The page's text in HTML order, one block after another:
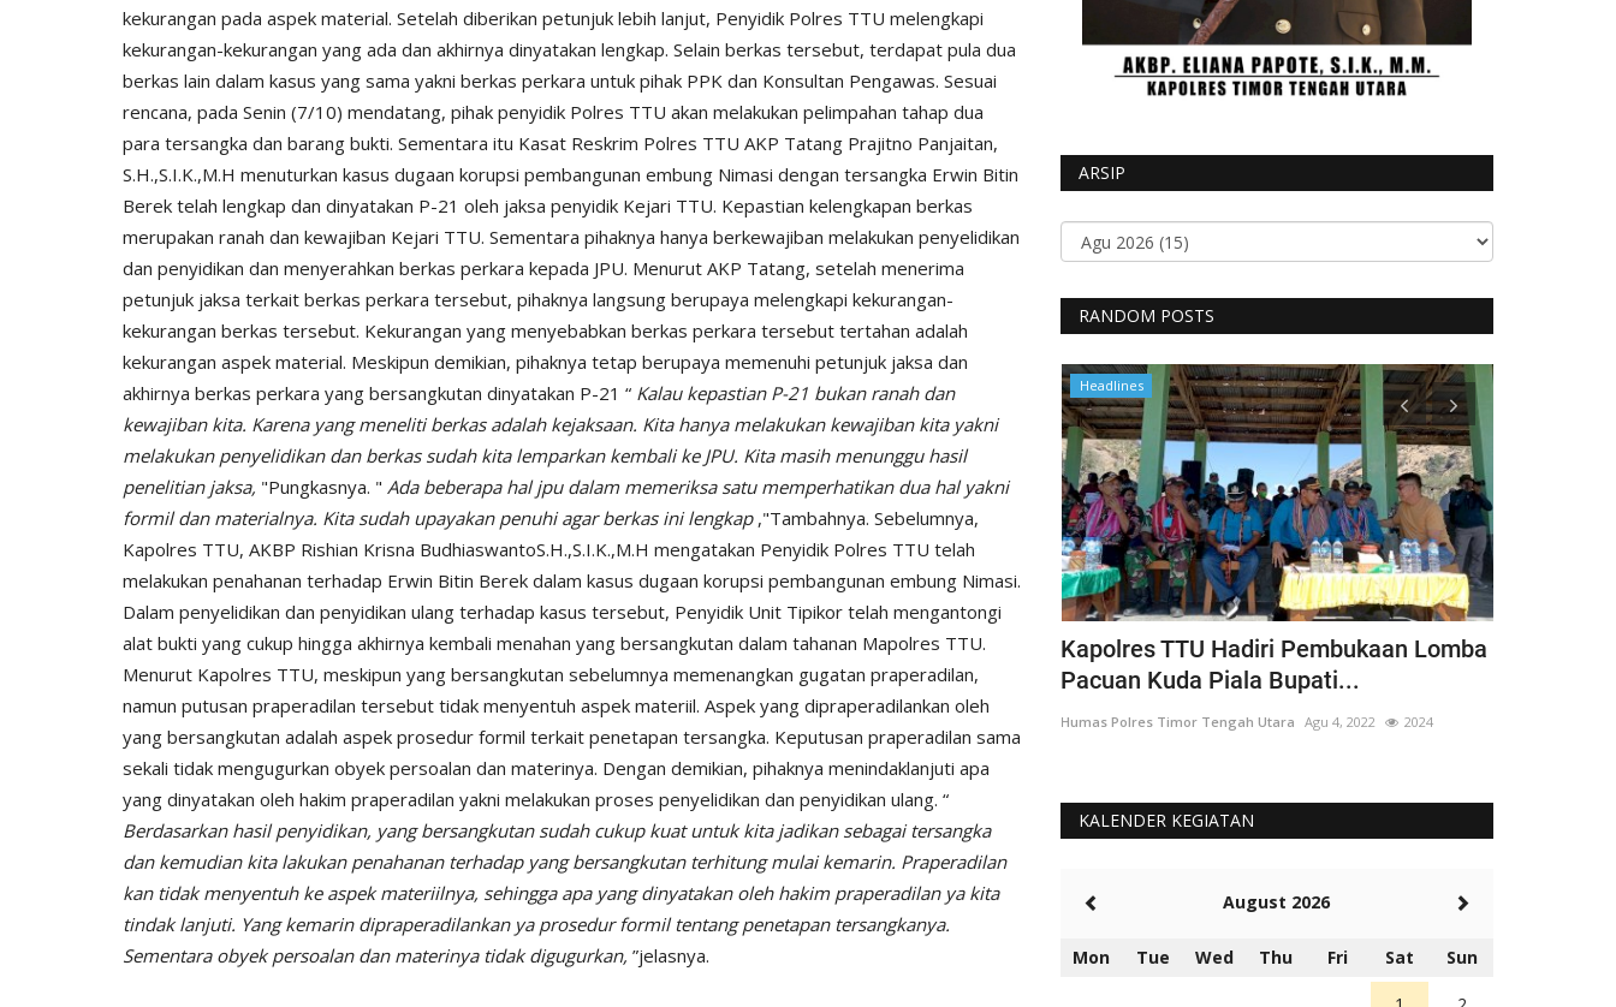
kekurangan pada aspek material. Setelah diberikan petunjuk lebih lanjut, Penyidik Polres TTU melengkapi
kekurangan-kekurangan yang ada dan akhirnya dinyatakan lengkap. Selain berkas tersebut, terdapat pula dua
berkas lain dalam kasus yang sama yakni berkas perkara untuk pihak PPK dan Konsultan Pengawas. Sesuai
rencana, pada Senin (7/10) mendatang, pihak penyidik Polres TTU akan melakukan pelimpahan tahap dua
para tersangka dan barang bukti. Sementara itu Kasat Reskrim Polres TTU AKP Tatang Prajitno Panjaitan,
S.H.,S.I.K.,M.H menuturkan kasus dugaan korupsi pembangunan embung Nimasi dengan tersangka Erwin Bitin
Berek telah lengkap dan dinyatakan P-21 oleh jaksa penyidik Kejari TTU. Kepastian kelengkapan berkas
merupakan ranah dan kewajiban Kejari TTU. Sementara pihaknya hanya berkewajiban melakukan penyelidikan
dan penyidikan dan menyerahkan berkas perkara kepada JPU. Menurut AKP Tatang, setelah menerima
petunjuk jaksa terkait berkas perkara tersebut, pihaknya langsung berupaya melengkapi kekurangan-
kekurangan berkas tersebut. Kekurangan yang menyebabkan berkas perkara tersebut tertahan adalah
kekurangan aspek material. Meskipun demikian, pihaknya tetap berupaya memenuhi petunjuk jaksa dan
akhirnya berkas perkara yang bersangkutan dinyatakan P-21 “ Kalau kepastian P-21 bukan ranah dan
kewajiban kita. Karena yang meneliti berkas adalah kejaksaan. Kita hanya melakukan kewajiban kita yakni
melakukan penyelidikan dan berkas sudah kita lemparkan kembali ke JPU. Kita masih menunggu hasil
penelitian jaksa, "Pungkasnya. " Ada beberapa hal jpu dalam memeriksa satu memperhatikan dua hal yakni
formil dan materialnya. Kita sudah upayakan penuhi agar berkas ini lengkap ,"Tambahnya. Sebelumnya,
Kapolres TTU, AKBP Rishian Krisna BudhiaswantoS.H.,S.I.K.,M.H mengatakan Penyidik Polres TTU telah
melakukan penahanan terhadap Erwin Bitin Berek dalam kasus dugaan korupsi pembangunan embung Nimasi.
Dalam penyelidikan dan penyidikan ulang terhadap kasus tersebut, Penyidik Unit Tipikor telah mengantongi
alat bukti yang cukup hingga akhirnya kembali menahan yang bersangkutan dalam tahanan Mapolres TTU.
Menurut Kapolres TTU, meskipun yang bersangkutan sebelumnya memenangkan gugatan praperadilan,
namun putusan praperadilan tersebut tidak menyentuh aspek materiil. Aspek yang dipraperadilankan oleh
yang bersangkutan adalah aspek prosedur formil terkait penetapan tersangka. Keputusan praperadilan sama
sekali tidak mengugurkan obyek persoalan dan materinya. Dengan demikian, pihaknya menindaklanjuti apa
yang dinyatakan oleh hakim praperadilan yakni melakukan proses penyelidikan dan penyidikan ulang. “
Berdasarkan hasil penyidikan, yang bersangkutan sudah cukup kuat untuk kita jadikan sebagai tersangka
dan kemudian kita lakukan penahanan terhadap yang bersangkutan terhitung mulai kemarin. Praperadilan
kan tidak menyentuh ke aspek materiilnya, sehingga apa yang dinyatakan oleh hakim praperadilan ya kita
tindak lanjuti. Yang kemarin dipraperadilankan ya prosedur formil tentang penetapan tersangkanya.
Sementara obyek persoalan dan materinya tidak digugurkan, ”jelasnya.
ARSIP
RANDOM POSTS
teknik
Satwil
BERIKAN RASA AMAN, POLSEK
MIOBAR LAKUKAN PENGAMANAN DI...
Humas Polres Timor Tengah Utara
Satwil
HUT Polwan ke-76, Kapolri Apresiasi
Prestasi yang Ditorehkan...
Humas Polres Timor Tengah Utara
Headlines
Kapolres TTU Hadiri Pembukaan Lomba
Pacuan Kuda Piala Bupati...
Humas Polres Timor Tengah Utara Agu 4, 2022 2024
KALENDER KEGIATAN
August 2026
Mon Tue Wed Thu Fri Sat Sun